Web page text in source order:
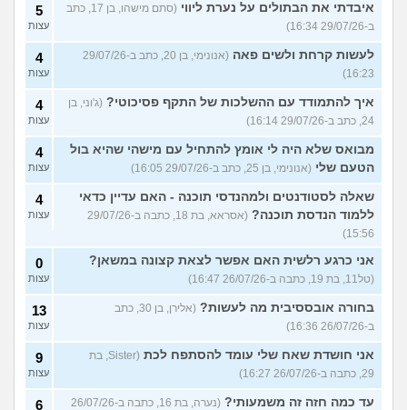
איבדתי את הבתולים על נערת ליווי
(סתם מישהו, בן 17, כתב
ב-29/07/26 16:34)
5
עצות
לעשות קרחת ולשים פאה
(אנונימי, בן 20, כתב ב-29/07/26
16:23)
4
עצות
איך להתמודד עם ההשלכות של התקף פסיכוטי? (ג'וני, בן
24, כתב ב-29/07/26 16:14)
4
עצות
מבואס שלא היה לי אומץ להתחיל עם מישהי שהיא בול
הטעם שלי (אנונימי, בן 25, כתב ב-29/07/26 16:05)
4
עצות
שאלה לסטודנטים ולמהנדסי תוכנה - האם עדיין כדאי
ללמוד הנדסת תוכנה?
(אסראא, בת 18, כתבה ב-29/07/26
15:56)
4
עצות
אני כרגע רלשית האם אפשר לצאת קצונה במשאן?
(טל11, בת 19, כתבה ב-26/07/26 16:47)
0
עצות
בחורה אובססיבית מה לעשות?
(אלירן, בן 30, כתב
ב-26/07/26 16:36)
13
עצות
אני חושדת שאח שלי עומד להסתפח לכת
(Sister, בת
29, כתבה ב-26/07/26 16:27)
9
עצות
עד כמה חזה זה משמעותי? (נערה, בת 16, כתבה ב-26/07/26 6